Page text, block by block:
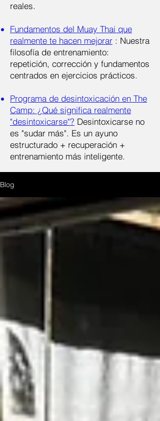
reales.
Fundamentos del Muay Thai que
realmente te hacen mejorar : Nuestra
filosofía de entrenamiento:
repetición, corrección y fundamentos
centrados en ejercicios prácticos.
Programa de desintoxicación en The
Camp: ¿Qué significa realmente
"desintoxicarse"? Desintoxicarse no
es "sudar más". Es un ayuno
estructurado + recuperación +
entrenamiento más inteligente.
Blog